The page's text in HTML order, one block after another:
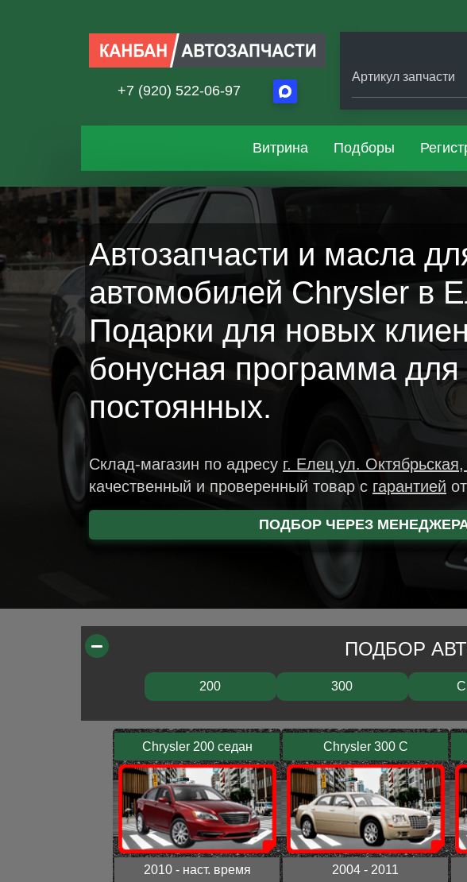
+7 (920) 522-06-97
Артикул запчасти
Витрина Подборы
Автозапчасти и масла
автомобилей Chrysler в
Подарки для новых
бонусная программа для
постоянных.
Склад-магазин по адресу г. Елец ул.
качественный и проверенный товарс гарантией
ПОДБОР ЧЕРЕЗ
ПОДБОР
200 300
Chrysler 200 седан
2010 - наст. время
Chrysler 300 C
2004 - 2011